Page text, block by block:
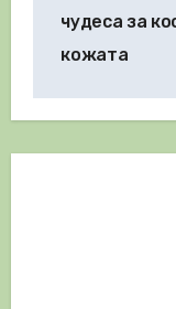
чудеса за
кожата